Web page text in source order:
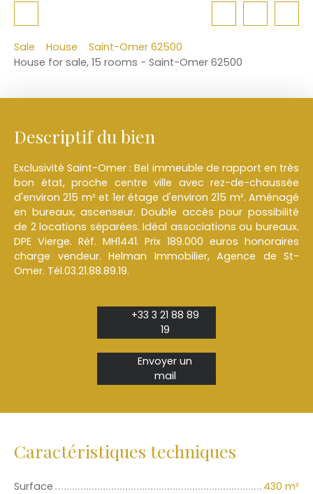
Sale House
Saint-Omer 62500
House for sale, 15 rooms - Saint-Omer 62500
Descriptif du bien
Exclusivité Saint-Omer : Bel immeuble de rapport en très
bon état, proche centre ville avec rez-de-chaussée
d'environ 215 m² et 1er étage d'environ 215 m². Aménagé
en bureaux, ascenseur. Double accès pour possibilité
de 2 locations séparées. Idéal associations ou bureaux.
DPE Vierge. Réf. MH1441. Prix 189.000 euros honoraires
charge vendeur. Helman Immobilier, Agence de St-
Omer. Tél.03.21.88.89.19.
+33 3 21 88 89
19
Envoyer un
mail
Caractéristiques techniques
Surface 430 m²